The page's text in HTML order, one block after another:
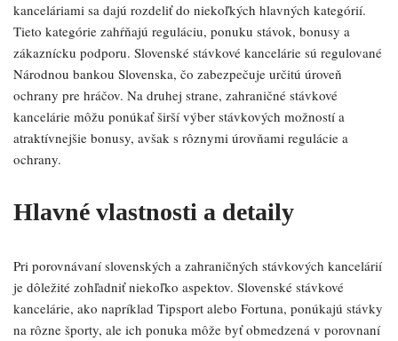
kanceláriami sa dajú rozdeliť do niekoľkých hlavných kategórií.
Tieto kategórie zahŕňajú reguláciu, ponuku stávok, bonusy a
zákaznícku podporu. Slovenské stávkové kancelárie sú regulované
Národnou bankou Slovenska, čo zabezpečuje určitú úroveň
ochrany pre hráčov. Na druhej strane, zahraničné stávkové
kancelárie môžu ponúkať širší výber stávkových možností a
atraktívnejšie bonusy, avšak s rôznymi úrovňami regulácie a
ochrany.
Hlavné vlastnosti a detaily
Pri porovnávaní slovenských a zahraničných stávkových kancelárií
je dôležité zohľadniť niekoľko aspektov. Slovenské stávkové
kancelárie, ako napríklad Tipsport alebo Fortuna, ponúkajú stávky
na rôzne športy, ale ich ponuka môže byť obmedzená v porovnaní